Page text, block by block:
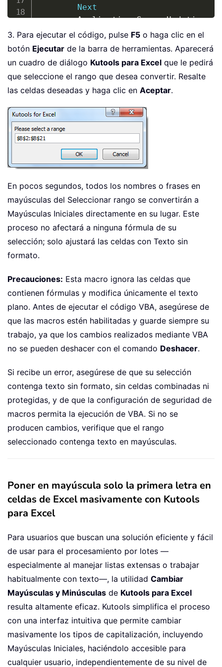
Next
		Application
.ScreenUpdating =
End
Sub
3. Para ejecutar el código, pulse F5 o haga clic en el
botón Ejecutar de la barra de herramientas. Aparecerá
un cuadro de diálogo Kutools para Excel que le pedirá
que seleccione el rango que desea convertir. Resalte
las celdas deseadas y haga clic en Aceptar.
En pocos segundos, todos los nombres o frases en
mayúsculas del Seleccionar rango se convertirán a
Mayúsculas Iniciales directamente en su lugar. Este
proceso no afectará a ninguna fórmula de su
selección; solo ajustará las celdas con Texto sin
formato.
Precauciones: Esta macro ignora las celdas que
contienen fórmulas y modifica únicamente el texto
plano. Antes de ejecutar el código VBA, asegúrese de
que las macros estén habilitadas y guarde siempre su
trabajo, ya que los cambios realizados mediante VBA
no se pueden deshacer con el comando Deshacer.
Si recibe un error, asegúrese de que su selección
contenga texto sin formato, sin celdas combinadas ni
protegidas, y de que la configuración de seguridad de
macros permita la ejecución de VBA. Si no se
producen cambios, verifique que el rango
seleccionado contenga texto en mayúsculas.
Poner en mayúscula solo la primera letra en
celdas de Excel masivamente con Kutools
para Excel
Para usuarios que buscan una solución eficiente y fácil
de usar para el procesamiento por lotes —
especialmente al manejar listas extensas o trabajar
habitualmente con texto—, la utilidad Cambiar
Mayúsculas y Minúsculas de Kutools para Excel
resulta altamente eficaz. Kutools simplifica el proceso
con una interfaz intuitiva que permite cambiar
masivamente los tipos de capitalización, incluyendo
Mayúsculas Iniciales, haciéndolo accesible para
cualquier usuario, independientemente de su nivel de